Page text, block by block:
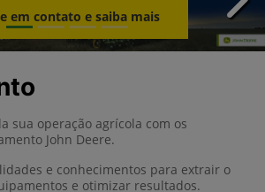
em contato e saiba mais
sua operação agrícola com os
John Deere.
e conhecimentos para extrair o
e otimizar resultados.